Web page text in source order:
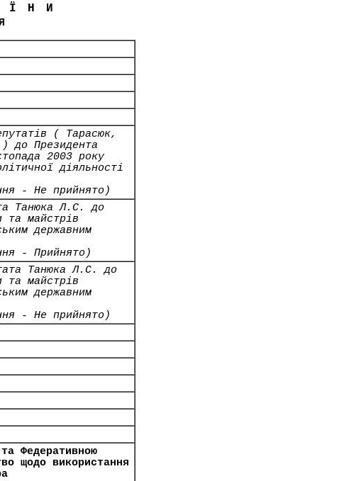
( Тарасюк,
до Президента
2003 року
діяльності
- Не прийнято)
Танюка Л.С. до
та майстрів
державним
- Прийнято)
Танюка Л.С. до
та майстрів
державним
- Не прийнято)
Федеративною
щодо використання